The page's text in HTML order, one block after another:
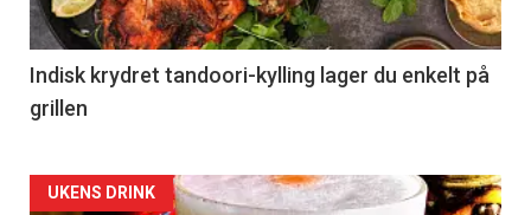
Indisk krydret tandoori-kylling lager du enkelt på
grillen
Forsiden
UKENS DRINK